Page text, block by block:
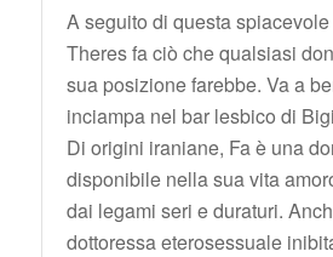
A seguito di questa
Theres fa ciò che qualsiasi
sua posizione farebbe. Va a
inciampa nel bar lesbico di
Di origini iraniane, Fa è una
disponibile nella sua vita
dai legami seri e duraturi.
dottoressa eterosessuale